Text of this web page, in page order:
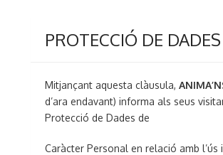
PROTECCIÓ DE DADES
Mitjançant aquesta clàusula,
d’ara endavant) informa als seus
Protecció de Dades de
Caràcter Personal en relació amb